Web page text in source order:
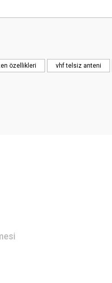
özellikleri vhf telsiz anteni